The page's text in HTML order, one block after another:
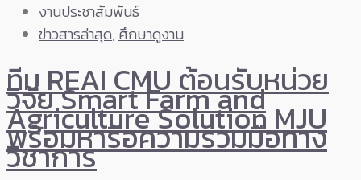
งานประชาสัมพันธ์
ข่าวสารล่าสุด, ศึกษาดูงาน
ทีม REAI CMU ต้อนรับหน่วย
วิจัย Smart Farm and
Agriculture Solution MJU
พร้อมหารือความร่วมมือทาง
วิชาการ